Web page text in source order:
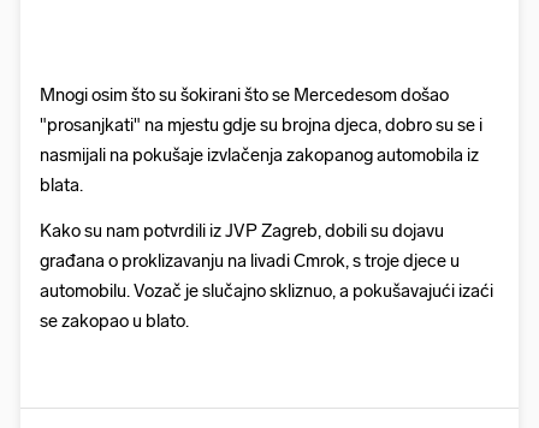
Mnogi osim što su šokirani što se Mercedesom došao
"prosanjkati" na mjestu gdje su brojna djeca, dobro su se i
nasmijali na pokušaje izvlačenja zakopanog automobila iz
blata.
Kako su nam potvrdili iz JVP Zagreb, dobili su dojavu
građana o proklizavanju na livadi Cmrok, s troje djece u
automobilu. Vozač je slučajno skliznuo, a pokušavajući izaći
se zakopao u blato.